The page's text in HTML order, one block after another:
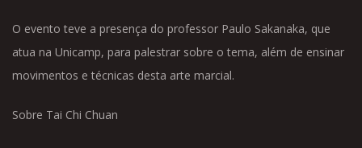
O evento teve a presença do professor Paulo Sakanaka, que
atua na Unicamp, para palestrar sobre o tema, além de ensinar
movimentos e técnicas desta arte marcial.
Sobre Tai Chi Chuan